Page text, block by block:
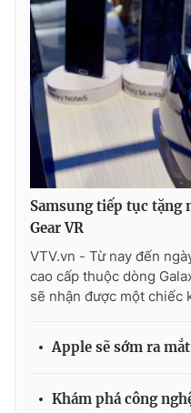
Photo
Video
VTV Money
VTV Sức khoẻ
Thị trường 24h
VTV4
VTV9
Liên hệ tòa soạn
Samsung tiếp tục tặng
Gear VR
VTV.vn - Từ nay đến
cao cấp thuộc dòng
sẽ nhận được một chiếc
Apple sẽ sớm ra
Khám phá công